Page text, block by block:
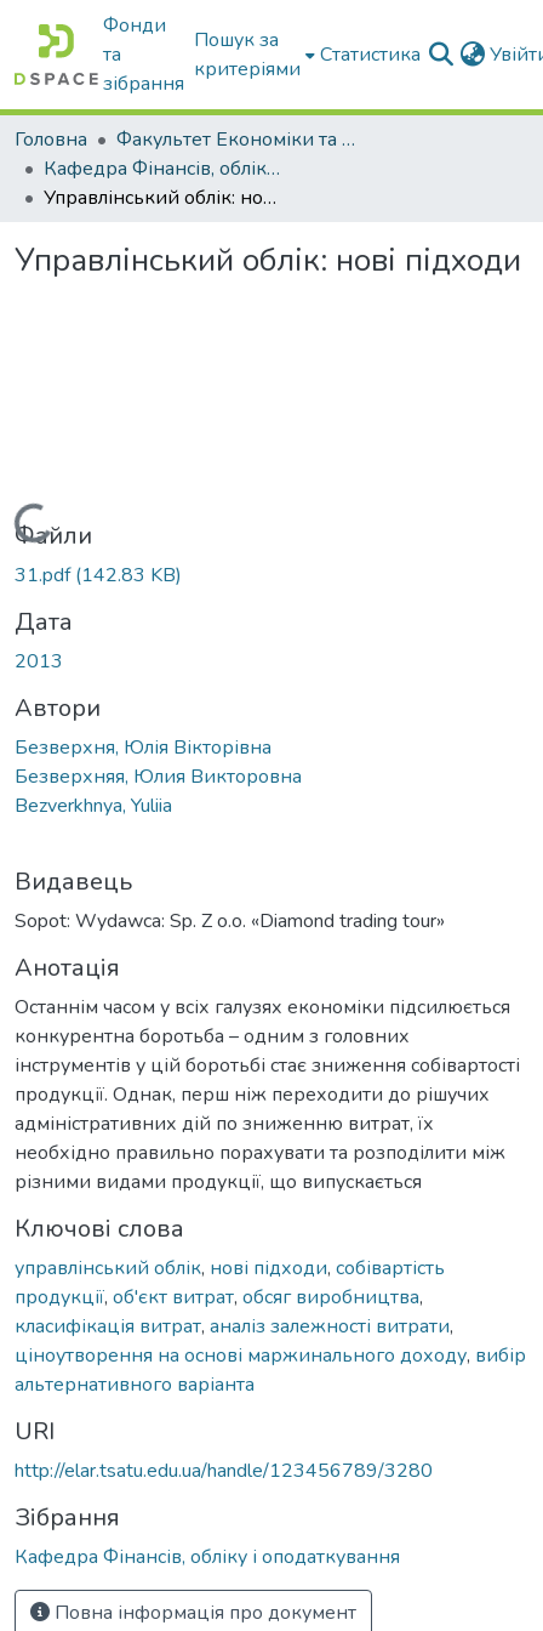
Фонди
та
зібрання
Пошук за
критеріями
Статистика
Головна
Факультет Економіки та бізнесу
Кафедра Фінансів, обліку і оподаткування
Управлінський облік: нові підходи
Управлінський облік: нові підходи
Вантажиться...
Файли
31.pdf(142.83 KB)
Дата
2013
Автори
Безверхня, Юлія Вікторівна
Безверхняя, Юлия Викторовна
Bezverkhnya, Yuliia
Видавець
Sopot: Wydawca: Sp. Z o.o. «Diamond trading tour»
Анотація
Останнім часом у всіх галузях економіки підсилюється
конкурентна боротьба – одним з головних
інструментів у цій боротьбі стає зниження собівартості
продукції. Однак, перш ніж переходити до рішучих
адміністративних дій по зниженню витрат, їх
необхідно правильно порахувати та розподілити між
різними видами продукції, що випускається
Ключові слова
управлінський облік, нові підходи, собівартість
продукції, об'єкт витрат, обсяг виробництва,
класифікація витрат, аналіз залежності витрати,
ціноутворення на основі маржинального доходу, вибір
альтернативного варіанта
URI
http://elar.tsatu.edu.ua/handle/123456789/3280
Зібрання
Кафедра Фінансів, обліку і оподаткування
Повна інформація про документ